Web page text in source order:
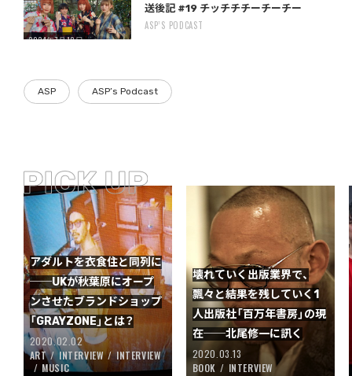
送後記 #19 チッチチチーチーチー
2024年7月18日
ASP’S PODCAST
ASP ASP’s Podcast
アダルトを衣食住と同列に
──UKが秋葉原にオープ
ンさせたブランドショップ
「GRAYZONE」とは？
2020.02.02
ART
INTERVIEW
INTERVIEW
MUSIC
壊れていく出版業界で、
飄々と結果を残していく1
人出版社「百万年書房」の現
在──北尾修一に訊く
2020.03.13
BOOK
INTERVIEW